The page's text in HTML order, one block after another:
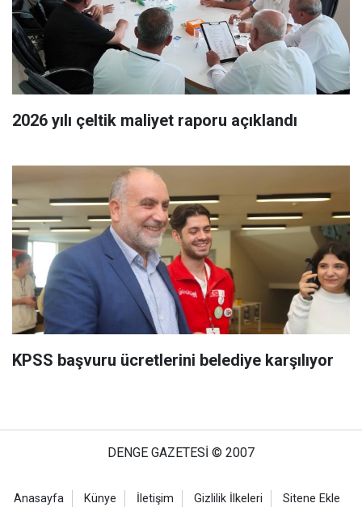
2026 yılı çeltik maliyet raporu açıklandı
KPSS başvuru ücretlerini belediye karşılıyor
DENGE GAZETESİ © 2007
Anasayfa Künye İletişim Gizlilik İlkeleri Sitene Ekle